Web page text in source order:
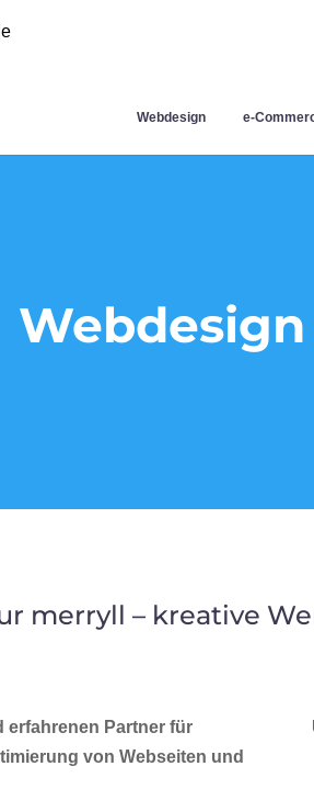
Webdesign e-
merryll – kreative
erfahrenen Partner für
von Webseiten und